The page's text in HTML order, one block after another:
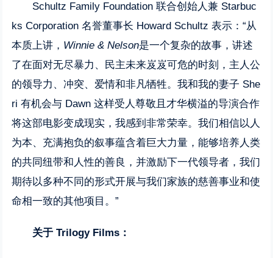
Schultz Family Foundation 联合创始人兼 Starbuc
ks Corporation 名誉董事长 Howard Schultz 表示：“从
本质上讲， Winnie & Nelson是一个复杂的故事，讲述
了在面对无尽暴力、民主未来岌岌可危的时刻，主人公
的领导力、冲突、爱情和非凡牺牲。我和我的妻子 She
ri 有机会与 Dawn 这样受人尊敬且才华横溢的导演合作
将这部电影变成现实，我感到非常荣幸。我们相信以人
为本、充满抱负的叙事蕴含着巨大力量，能够培养人类
的共同纽带和人性的善良，并激励下一代领导者，我们
期待以多种不同的形式开展与我们家族的慈善事业和使
命相一致的其他项目。”
关于 Trilogy Films：